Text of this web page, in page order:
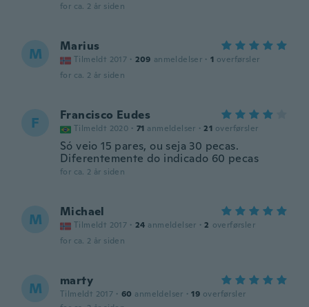
for ca. 2 år siden
M Marius
Tilmeldt 2017 · 209 anmeldelser · 1 overførsler
for ca. 2 år siden
F Francisco Eudes
Tilmeldt 2020 · 71 anmeldelser · 21 overførsler
Só veio 15 pares, ou seja 30 pecas.
Diferentemente do indicado 60 pecas
for ca. 2 år siden
M Michael
Tilmeldt 2017 · 24 anmeldelser · 2 overførsler
for ca. 2 år siden
M marty
Tilmeldt 2017 · 60 anmeldelser · 19 overførsler